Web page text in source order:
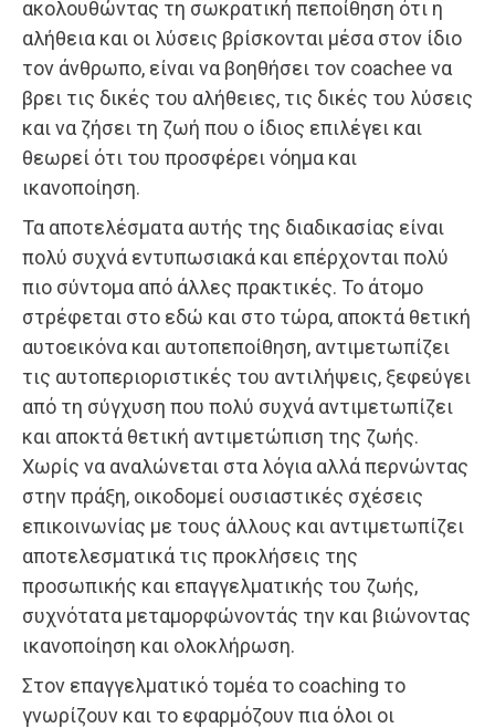
ακολουθώντας τη σωκρατική πεποίθηση ότι η
αλήθεια και οι λύσεις βρίσκονται μέσα στον ίδιο
τον άνθρωπο, είναι να βοηθήσει τον coachee να
βρει τις δικές του αλήθειες, τις δικές του λύσεις
και να ζήσει τη ζωή που ο ίδιος επιλέγει και
θεωρεί ότι του προσφέρει νόημα και
ικανοποίηση.
Τα αποτελέσματα αυτής της διαδικασίας είναι
πολύ συχνά εντυπωσιακά και επέρχονται πολύ
πιο σύντομα από άλλες πρακτικές. Το άτομο
στρέφεται στο εδώ και στο τώρα, αποκτά θετική
αυτοεικόνα και αυτοπεποίθηση, αντιμετωπίζει
τις αυτοπεριοριστικές του αντιλήψεις, ξεφεύγει
από τη σύγχυση που πολύ συχνά αντιμετωπίζει
και αποκτά θετική αντιμετώπιση της ζωής.
Χωρίς να αναλώνεται στα λόγια αλλά περνώντας
στην πράξη, οικοδομεί ουσιαστικές σχέσεις
επικοινωνίας με τους άλλους και αντιμετωπίζει
αποτελεσματικά τις προκλήσεις της
προσωπικής και επαγγελματικής του ζωής,
συχνότατα μεταμορφώνοντάς την και βιώνοντας
ικανοποίηση και ολοκλήρωση.
Στον επαγγελματικό τομέα το coaching το
γνωρίζουν και το εφαρμόζουν πια όλοι οι